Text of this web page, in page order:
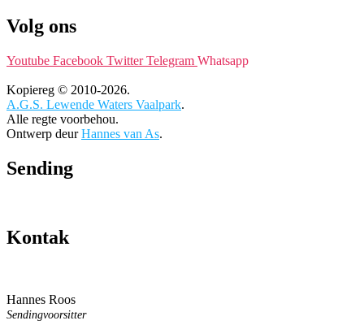
Volg ons
Youtube Facebook Twitter Telegram Whatsapp
Kopiereg © 2010-2026.
A.G.S. Lewende Waters Vaalpark.
Alle regte voorbehou.
Ontwerp deurHannes van As.
Sending
Kontak
Hannes Roos
Sendingvoorsitter